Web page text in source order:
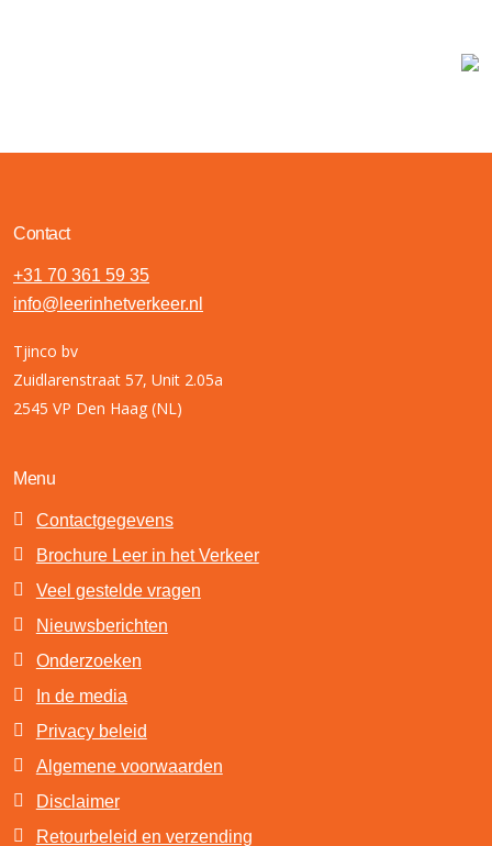
Contact
+31 70 361 59 35
info@leerinhetverkeer.nl
Tjinco bv
Zuidlarenstraat 57, Unit 2.05a
2545 VP Den Haag (NL)
Menu
Contactgegevens
Brochure Leer in het Verkeer
Veel gestelde vragen
Nieuwsberichten
Onderzoeken
In de media
Privacy beleid
Algemene voorwaarden
Disclaimer
Retourbeleid en verzending